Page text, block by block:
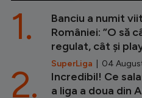
Banciu a numit
României: ”O să
regulat, cât și
SuperLiga | 04
1.
Incredibil! Ce
a liga a doua din
2.